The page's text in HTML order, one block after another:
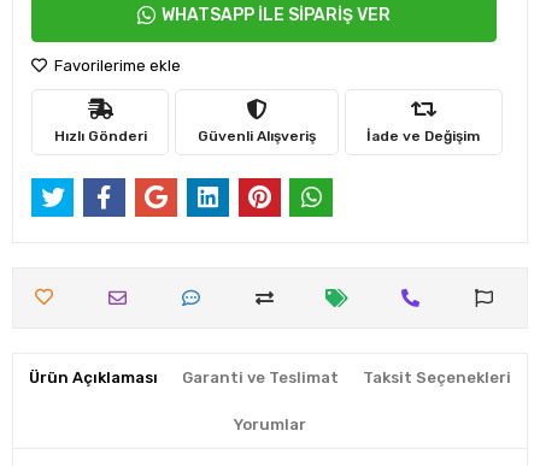
WHATSAPP İLE SİPARİŞ VER
Favorilerime ekle
Hızlı Gönderi Güvenli Alışveriş İade ve Değişim
Ürün Açıklaması Garanti ve Teslimat Taksit Seçenekleri
Yorumlar